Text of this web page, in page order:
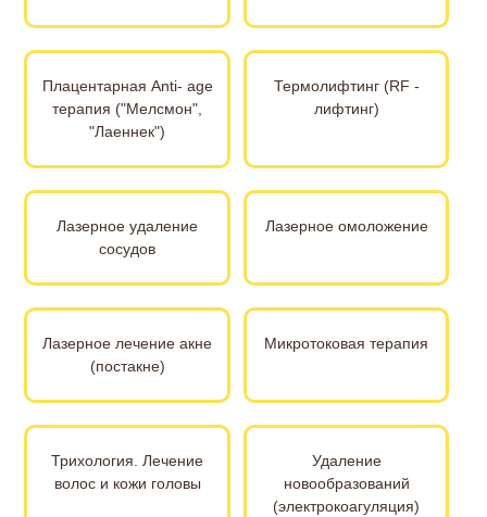
Плацентарная Anti- age
терапия ("Мелсмон",
"Лаеннек")
Термолифтинг (RF -
лифтинг)
Лазерное удаление
сосудов
Лазерное омоложение
Лазерное лечение акне
(постакне)
Микротоковая терапия
Трихология. Лечение
волос и кожи головы
Удаление
новообразований
(электрокоагуляция)